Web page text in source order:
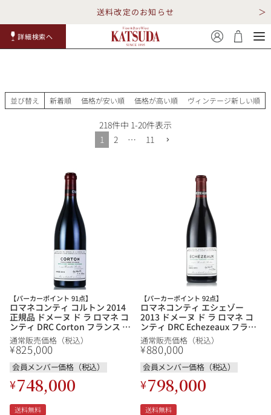
送料改定のお知らせ
詳細検索へ
ショッピングガイド ギフトラッピング
銘柄から探す
生産地から探す
ブルゴーニュ
種類で探す
並び替え 新着順 価格が安い順 価格が高い順 ヴィンテージ新しい順
218件中 1-20件表示
1
2 … 11
【パーカーポイント 91点】
ロマネコンティ コルトン 2014
正規品 ドメーヌ ド ラ ロマネ コ
ンティ DRC Corton フランス ブ
ルゴーニュ 赤ワイン
通常販売価格（税込）
¥825,000
会員メンバー価格（税込）
¥748,000
送料無料
【パーカーポイント 92点】
ロマネコンティ エシェゾー
2013 ドメーヌ ド ラ ロマネ コ
ンティ DRC Echezeaux フラン
ス ブルゴーニュ 赤ワイン
通常販売価格（税込）
¥880,000
会員メンバー価格（税込）
¥798,000
送料無料